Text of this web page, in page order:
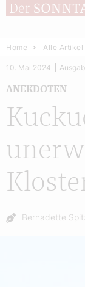
Home Alle Artikel
ANEKDOTEN
10. Mai 2024
Autor:
Bernadette